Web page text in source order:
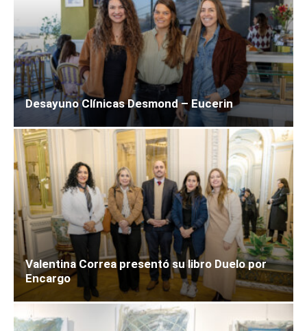
Desayuno Clínicas Desmond – Eucerin
Valentina Correa presentó su libro Duelo por
Encargo